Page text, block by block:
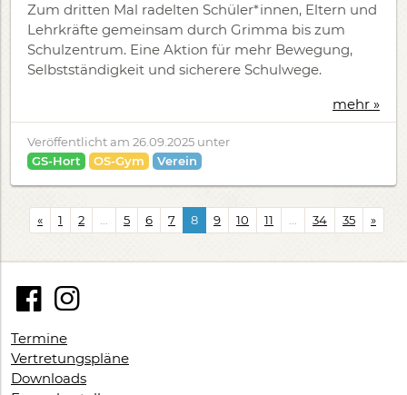
Zum dritten Mal radelten Schüler*innen, Eltern und
Lehrkräfte gemeinsam durch Grimma bis zum
Schulzentrum. Eine Aktion für mehr Bewegung,
Selbstständigkeit und sicherere Schulwege.
mehr »
Veröffentlicht am 26.09.2025 unter
GS-Hort
OS-Gym Verein
« 1 2 5 6 7 8 9 10 11 34 35 »
Termine
Vertretungspläne
Downloads